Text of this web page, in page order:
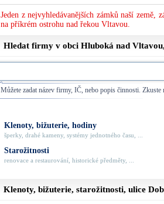
Jeden z nejvyhledávanějších zámků naší
na příkrém ostrohu nad řekou Vltavou.
Hledat firmy v obci Hluboká nad
Můžete zadat název firmy, IČ, nebo popis činnosti. Zkuste
Klenoty, bižuterie, hodiny
šperky, drahé kameny, systémy jednotného času, ...
Starožitnosti
renovace a restaurování, historické předměty, ...
Klenoty, bižuterie, starožitnosti, ulice